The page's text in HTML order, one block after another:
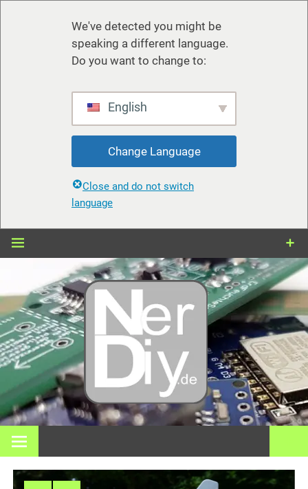
We've detected you might be
speaking a different language.
Do you want to change to:
English
Change Language
Close and do not switch
language
Zum
3D
Op nerdiy.de draait alles om elektronica, DIY, 3D-printen,
smart home en vele andere technische onderwerpen.